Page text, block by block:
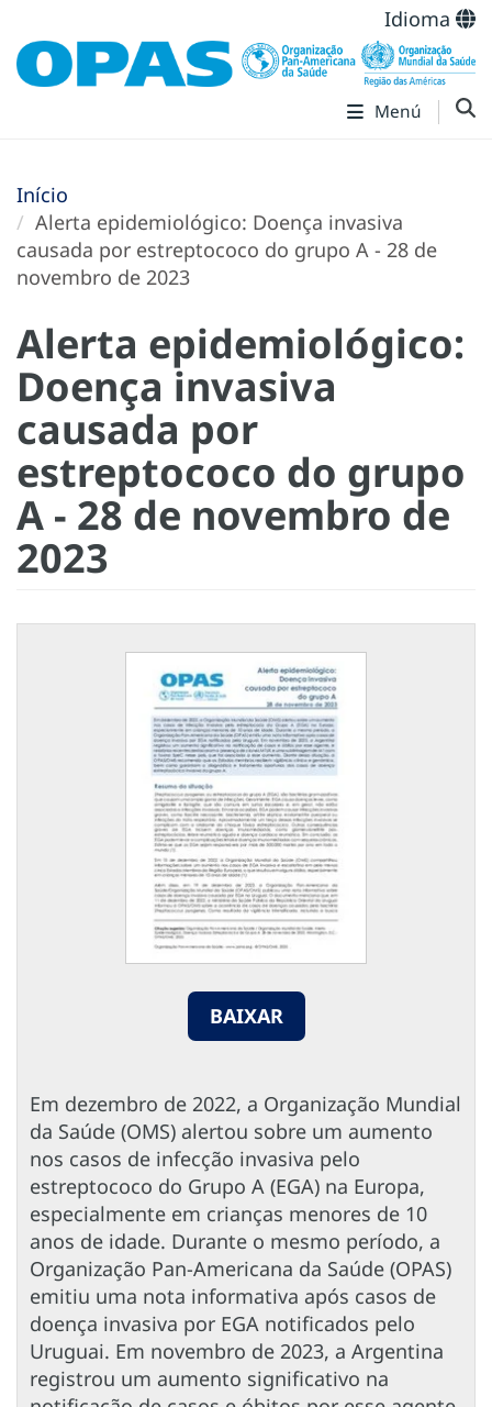
Idioma
Menú
Início
Alerta epidemiológico: Doença invasiva
causada por estreptococo do grupo A - 28 de
novembro de 2023
Alerta epidemiológico:
Doença invasiva
causada por
estreptococo do grupo
A - 28 de novembro de
2023
BAIXAR
Em dezembro de 2022, a Organização Mundial
da Saúde (OMS) alertou sobre um aumento
nos casos de infecção invasiva pelo
estreptococo do Grupo A (EGA) na Europa,
especialmente em crianças menores de 10
anos de idade. Durante o mesmo período, a
Organização Pan-Americana da Saúde (OPAS)
emitiu uma nota informativa após casos de
doença invasiva por EGA notificados pelo
Uruguai. Em novembro de 2023, a Argentina
registrou um aumento significativo na